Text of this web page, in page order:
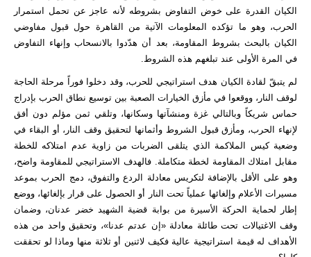
الكيان القدرة على خوض التفاوض بشروطه لأنه عاجز عن تحمل استمرار
الحرب، وهو ما تؤكده المعلومات الآتية من القاهرة حول قبول مفاوضي
الكيان بالبحث بشروط المقاومة، بعد أن هدّدوا بالانسحاب وإنهاء التفاوض
في المرة الأولى عند تبلغهم هذه الشروط.
لم يتبقّ لقادة الكيان هدف استراتيجي للحرب، وقد دخلوا فوراً مرحلة الحاجة
لوقف النار، ووقعوا في مأزق الخيارات الصعبة بين توسيع نطاق الحرب بإدراج
حماس شريكاً وبالتالي غزة ومنشآتها وسكانها، وتلقي ثمن مؤلم دون أفق
لإنهاء الحرب، ومأزق قبول الشروط وأثمانها لتحقيق وقف النار، أو البقاء في
وضعية كيس الملاكمة الذي يتلقى الضربات من زاوية عدم امتلاكه للخطة
مقابل امتلاك المقاومة لخطة متكاملة. فالهدف الاستراتيجي للمقاومة واضح،
وهو على الأقل بالإضافة لتكريس معادلة الردع والتفوق، دمج الحرب بموعد
مسيرات الأعلام وإلغائها عملياً تحت النار أو الحصول على قرار بإلغائها، ووضع
إطار لحماية الحركة الأسيرة من بوابة قضية الشهيد خضر عدنان، وضمان
وقف الاغتيالات تحت طائلة معادلة «إن عدتم عدنا»، وتحقيق واحد من هذه
الأهداف له قيمة استراتيجية عالية فكيف لاثنين أو ثلاثة منها وماذا لو تحققت